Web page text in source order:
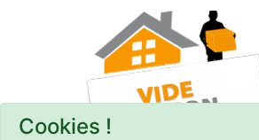
Cookies !